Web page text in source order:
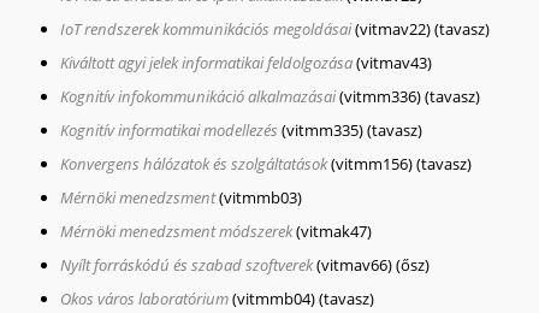
IoT rendszerek kommunikációs megoldásai(vitmav22)(tavasz)
Kiváltott agyi jelek informatikai feldolgozása(vitmav43)
Kognitív infokommunikáció alkalmazásai(vitmm336)(tavasz)
Kognitív informatikai modellezés (vitmm335)(tavasz)
Konvergens hálózatok és szolgáltatások(vitmm156)(tavasz)
Mérnöki menedzsment(vitmmb03)
Mérnöki menedzsment módszerek(vitmak47)
Nyílt forráskódú és szabad szoftverek(vitmav66)(ősz)
Okos város laboratórium(vitmmb04)(tavasz)